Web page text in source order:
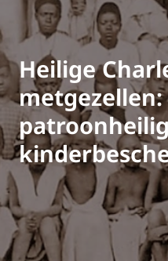
Heilige
metgezellen: